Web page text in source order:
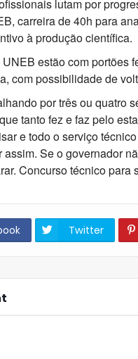
lutam por
carreira de 40h para
à produção científica.
estão com portões
com possibilidade de
por três ou quatro
tanto fez e faz pelo
e todo o serviço
assim. Se o governador
Concurso técnico para
Twitter